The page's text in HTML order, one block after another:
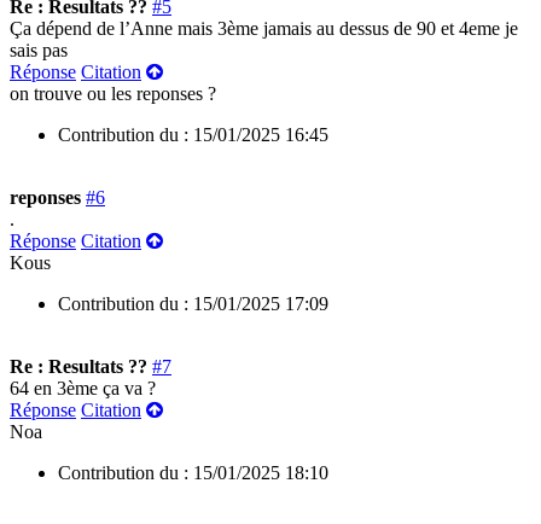
Re : Resultats ?? #5
Ça dépend de l’Anne mais 3ème jamais au dessus de 90 et 4eme je
sais pas
Réponse Citation
on trouve ou les reponses ?
Contribution du : 15/01/2025 16:45
reponses #6
.
Réponse Citation
Kous
Contribution du : 15/01/2025 17:09
Re : Resultats ?? #7
64 en 3ème ça va ?
Réponse Citation
Noa
Contribution du : 15/01/2025 18:10